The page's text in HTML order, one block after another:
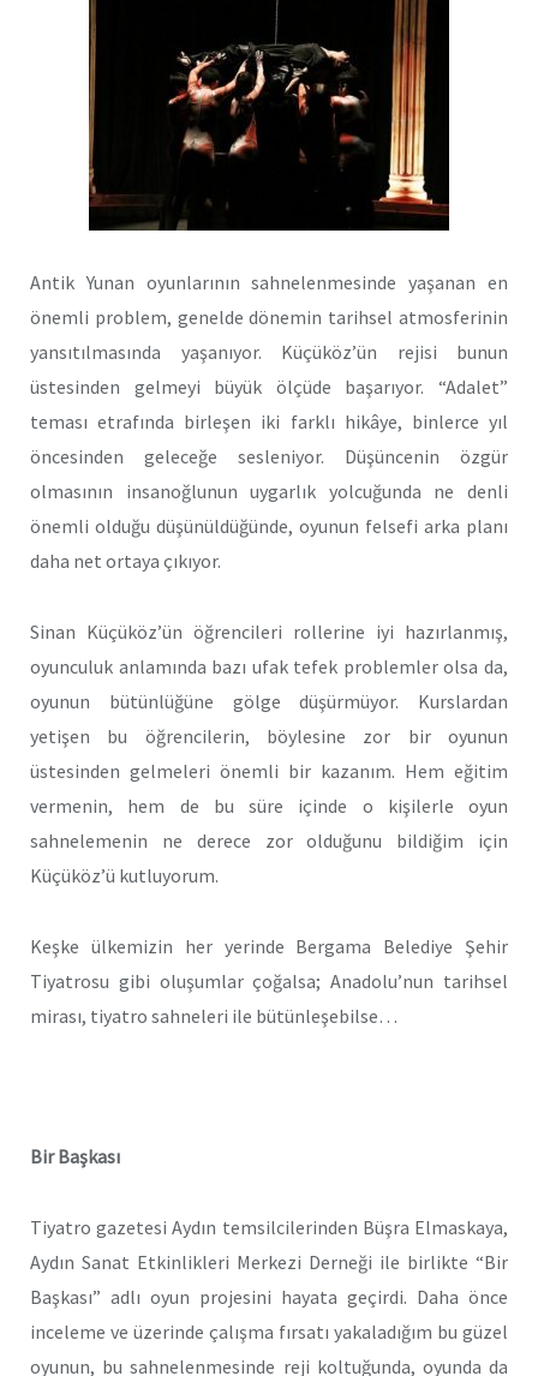
Antik Yunan oyunlarının sahnelenmesinde yaşanan en
önemli problem, genelde dönemin tarihsel atmosferinin
yansıtılmasında yaşanıyor. Küçüköz’ün rejisi bunun
üstesinden gelmeyi büyük ölçüde başarıyor. “Adalet”
teması etrafında birleşen iki farklı hikâye, binlerce yıl
öncesinden geleceğe sesleniyor. Düşüncenin özgür
olmasının insanoğlunun uygarlık yolcuğunda ne denli
önemli olduğu düşünüldüğünde, oyunun felsefi arka planı
daha net ortaya çıkıyor.
Sinan Küçüköz’ün öğrencileri rollerine iyi hazırlanmış,
oyunculuk anlamında bazı ufak tefek problemler olsa da,
oyunun bütünlüğüne gölge düşürmüyor. Kurslardan
yetişen bu öğrencilerin, böylesine zor bir oyunun
üstesinden gelmeleri önemli bir kazanım. Hem eğitim
vermenin, hem de bu süre içinde o kişilerle oyun
sahnelemenin ne derece zor olduğunu bildiğim için
Küçüköz’ü kutluyorum.
Keşke ülkemizin her yerinde Bergama Belediye Şehir
Tiyatrosu gibi oluşumlar çoğalsa; Anadolu’nun tarihsel
mirası, tiyatro sahneleri ile bütünleşebilse…
Bir Başkası
Tiyatro gazetesi Aydın temsilcilerinden Büşra Elmaskaya,
Aydın Sanat Etkinlikleri Merkezi Derneği ile birlikte “Bir
Başkası” adlı oyun projesini hayata geçirdi. Daha önce
inceleme ve üzerinde çalışma fırsatı yakaladığım bu güzel
oyunun, bu sahnelenmesinde reji koltuğunda, oyunda da